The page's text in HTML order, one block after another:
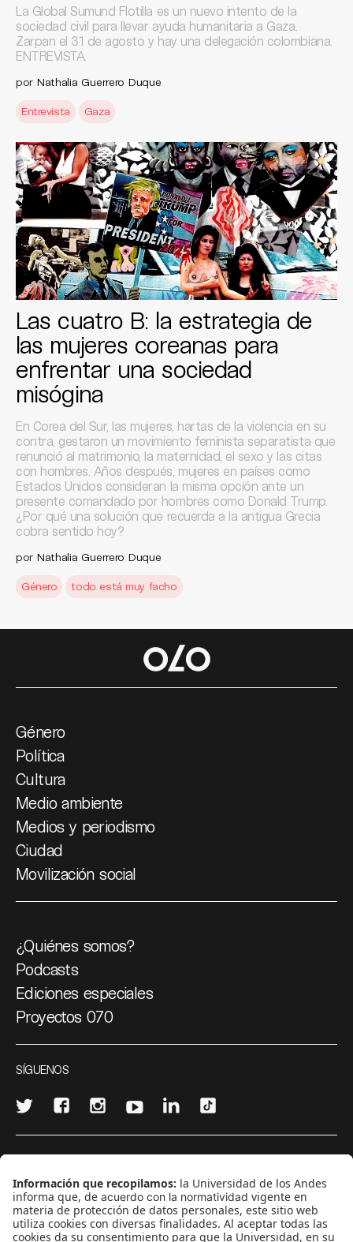
La Global Sumund Flotilla es un nuevo intento de la
sociedad civil para llevar ayuda humanitaria a Gaza.
Zarpan el 31 de agosto y hay una delegación colombiana.
ENTREVISTA.
por Nathalia Guerrero Duque
Entrevista Gaza
Las cuatro B: la estrategia de
las mujeres coreanas para
enfrentar una sociedad
misógina
En Corea del Sur, las mujeres, hartas de la violencia en su
contra, gestaron un movimiento feminista separatista que
renunció al matrimonio, la maternidad, el sexo y las citas
con hombres. Años después, mujeres en países como
Estados Unidos consideran la misma opción ante un
presente comandado por hombres como Donald Trump.
¿Por qué una solución que recuerda a la antigua Grecia
cobra sentido hoy?
por Nathalia Guerrero Duque
Género todo está muy facho
Género
Política
Cultura
Medio ambiente
Medios y periodismo
Ciudad
Movilización social
¿Quiénes somos?
Podcasts
Ediciones especiales
Proyectos 070
SÍGUENOS
CONTÁCTANOS
cerosetenta@uniandes.edu.co